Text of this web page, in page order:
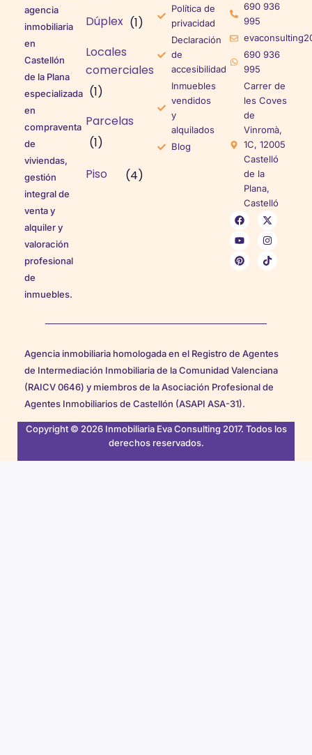
agencia
inmobiliaria
en
Castellón
de la Plana
especializada
en
compraventa
de
viviendas,
gestión
integral de
venta y
alquiler y
valoración
profesional
de
inmuebles.
Dúplex (1)
Locales
comerciales
(1)
Parcelas
(1)
Piso
(4)
Política de
privacidad
Declaración
de
accesibilidad
Inmuebles
vendidos
y
alquilados
Blog
690 936
995
690 936
995
Carrer de
les Coves
de
Vinromà,
1C, 12005
Castelló
de la
Plana,
Castelló
Agencia inmobiliaria homologada en el Registro de Agentes
de Intermediación Inmobiliaria de la Comunidad Valenciana
(RAICV 0646) y miembros de la Asociación Profesional de
Agentes Inmobiliarios de Castellón (ASAPI ASA-31).
Copyright © 2026 Inmobiliaria Eva Consulting 2017. Todos los
derechos reservados.